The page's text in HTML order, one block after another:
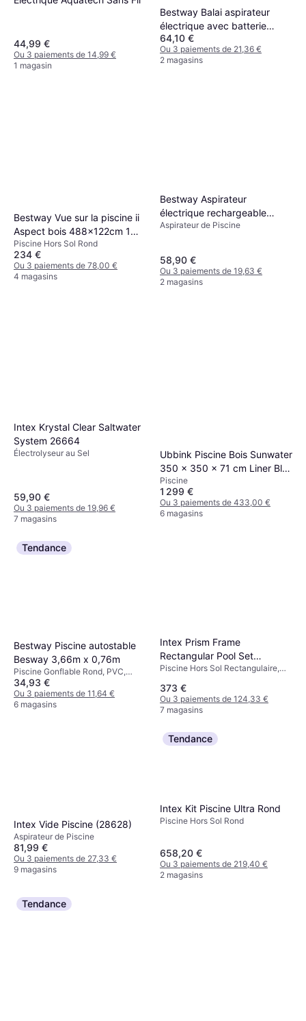
44,99 €
Ou 3 paiements de 14,99 €
1 magasin
Bestway Balai aspirateur
électrique avec batterie
rechargeable pour spa et
petite piscine
64,10 €
Ou 3 paiements de 21,36 €
2 magasins
Bestway Vue sur la piscine ii
Aspect bois 488x122cm 1
piece (en)
Piscine Hors Sol Rond
234 €
Ou 3 paiements de 78,00 €
4 magasins
Bestway Aspirateur
électrique rechargeable
Aquasurge temps de marche
jusqu'à 6,10m de diamètre
Gris
Aspirateur de Piscine
58,90 €
Ou 3 paiements de 19,63 €
2 magasins
Intex Krystal Clear Saltwater
System 26664
Électrolyseur au Sel
59,90 €
Ou 3 paiements de 19,96 €
7 magasins
Ubbink Piscine Bois Sunwater
350 x 350 x 71 cm Liner Bleu
50/100
Piscine
1 299 €
Ou 3 paiements de 433,00 €
6 magasins
Tendance
Bestway Piscine autostable
Besway 3,66m x 0,76m
Piscine Gonflable Rond, PVC,
Polyester, Doublure
34,93 €
Ou 3 paiements de 11,64 €
6 magasins
Intex Prism Frame
Rectangular Pool Set
4x2x1m
Piscine Hors Sol Rectangulaire,
373 €
Ou 3 paiements de 124,33 €
7 magasins
Intex Vide Piscine (28628)
Aspirateur de Piscine
81,99 €
Ou 3 paiements de 27,33 €
9 magasins
Tendance
Intex Kit Piscine Ultra Rond
Piscine Hors Sol Rond
658,20 €
Ou 3 paiements de 219,40 €
2 magasins
Tendance